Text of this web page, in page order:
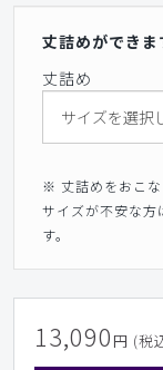
丈詰めができま
丈詰め
※ 丈詰めをおこな
サイズが不安な方
す。
13,090 円 (税